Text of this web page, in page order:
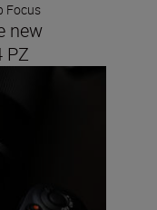
Focus
new
PZ